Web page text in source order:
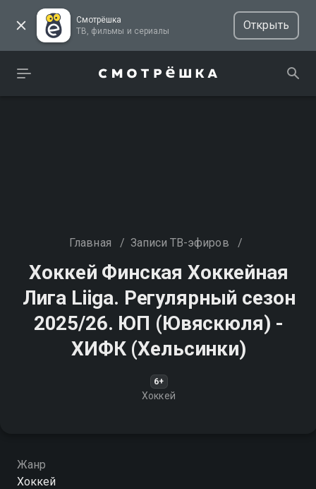
Смотрёшка
ТВ, фильмы и сериалы
Открыть
Главная / Записи ТВ-эфиров /
Хоккей Финская Хоккейная
Лига Liiga. Регулярный сезон
2025/26. ЮП (Ювяскюля) -
ХИФК (Хельсинки)
6+
Хоккей
Жанр
Хоккей